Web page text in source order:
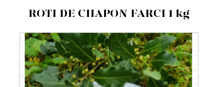
ROTI DE CHAPON FARCI 1 kg